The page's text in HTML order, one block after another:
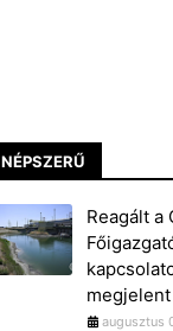
NÉPSZERŰ
Reagált a
augusztus